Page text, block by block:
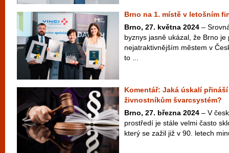
Brno na 1. místě v letošním
Brno, 27. května 2024 –
byznys jasně ukázal, že Brno je
nejatraktivnějším městem v
to ...
Komentář: Jaká úskalí
živnostníkům švarcsystém?
Brno, 27. března 2024 – V
prostředí je stále velmi často
který se zažil již v 90. letech